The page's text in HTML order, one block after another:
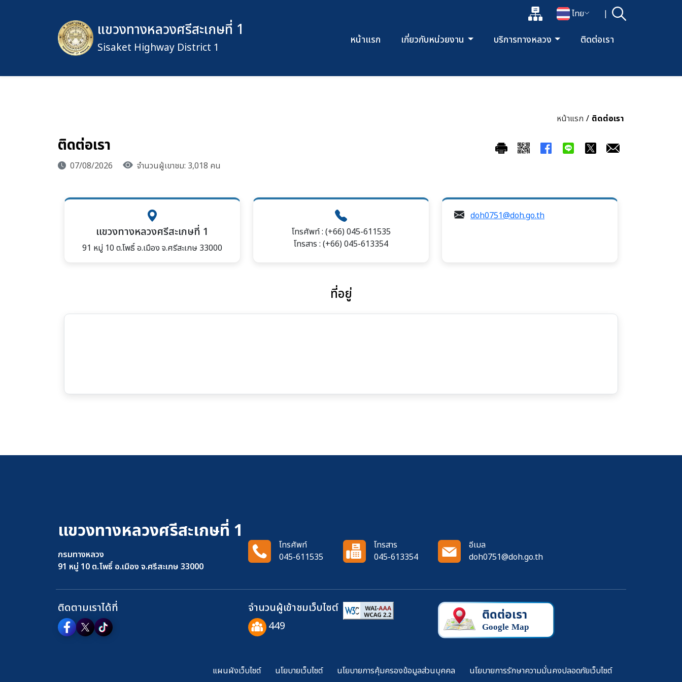
แผนผังเว็บไซต์
เปลี่ยนภาษา
ไทย | ค้นหา
เปิดกล่องค้นหาข้อมูลหลักของเว็บไซต์
แขวงทางหลวงศรีสะเกษที่ 1
Sisaket Highway District 1
หน้าแรก เกี่ยวกับหน่วยงาน บริการทางหลวง ติดต่อเรา
หน้าแรก / ติดต่อเรา
ติดต่อเรา
07/08/2026 จำนวนผู้เขาชม: 3,018 คน
แขวงทางหลวงศรีสะเกษที่ 1
91 หมู่ 10 ต.โพธิ์ อ.เมือง จ.ศรีสะเกษ 33000
โทรศัพท์ : (+66) 045-611535
โทรสาร : (+66) 045-613354
doh0751@doh.go.th
ที่อยู่
แขวงทางหลวงศรีสะเกษที่ 1
กรมทางหลวง
91 หมู่ 10 ต.โพธิ์ อ.เมือง จ.ศรีสะเกษ 33000
โทรศัพท์
045-611535
โทรสาร
045-613354
อีเมล
doh0751@doh.go.th
ติดตามเราได้ที่
จำนวนผู้เข้าชมเว็บไซต์
449
แผนผังเว็บไซต์ นโยบายเว็บไซต์ นโยบายการคุ้มครองข้อมูลส่วนบุคคล นโยบายการรักษาความมั่นคงปลอดภัยเว็บไซต์